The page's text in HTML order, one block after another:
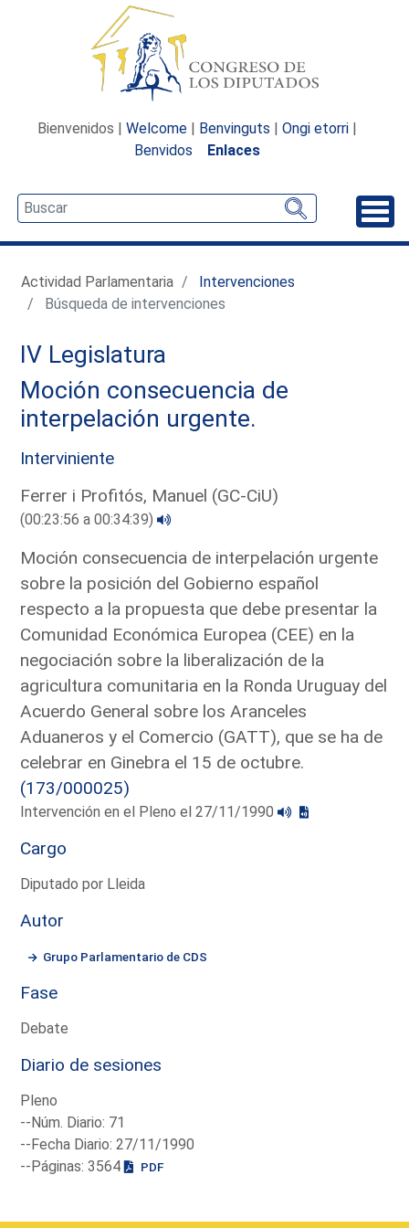
Bienvenidos | Welcome | Benvinguts | Ongi etorri |
Benvidos
Enlaces
Actividad Parlamentaria
Intervenciones
Búsqueda de intervenciones
IV Legislatura
Moción consecuencia de
interpelación urgente.
Interviniente
Ferrer i Profitós, Manuel (GC-CiU)
(00:23:56 a 00:34:39)
Moción consecuencia de interpelación urgente
sobre la posición del Gobierno español
respecto a la propuesta que debe presentar la
Comunidad Económica Europea (CEE) en la
negociación sobre la liberalización de la
agricultura comunitaria en la Ronda Uruguay del
Acuerdo General sobre los Aranceles
Aduaneros y el Comercio (GATT), que se ha de
celebrar en Ginebra el 15 de octubre.
(173/000025)
Intervención en el Pleno el 27/11/1990
Cargo
Diputado por Lleida
Autor
Grupo Parlamentario de CDS
Fase
Debate
Diario de sesiones
Pleno
--Núm. Diario: 71
--Fecha Diario: 27/11/1990
--Páginas: 3564
PDF